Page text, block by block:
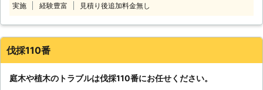
ため伐採作業を断られてしまった こ
た状況での伐採は、周りの建物や電線
実施
経験豊富 見積り後追加料金無し
伐採110番
庭木や植木のトラブルは伐採110番にお任せください。